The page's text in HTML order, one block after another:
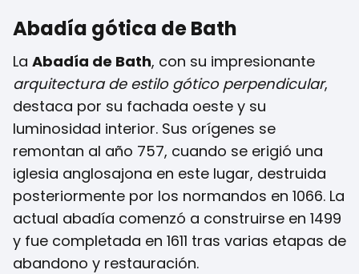
Abadía gótica de Bath
La Abadía de Bath, con su impresionante
arquitectura de estilo gótico perpendicular,
destaca por su fachada oeste y su
luminosidad interior. Sus orígenes se
remontan al año 757, cuando se erigió una
iglesia anglosajona en este lugar, destruida
posteriormente por los normandos en 1066. La
actual abadía comenzó a construirse en 1499
y fue completada en 1611 tras varias etapas de
abandono y restauración.